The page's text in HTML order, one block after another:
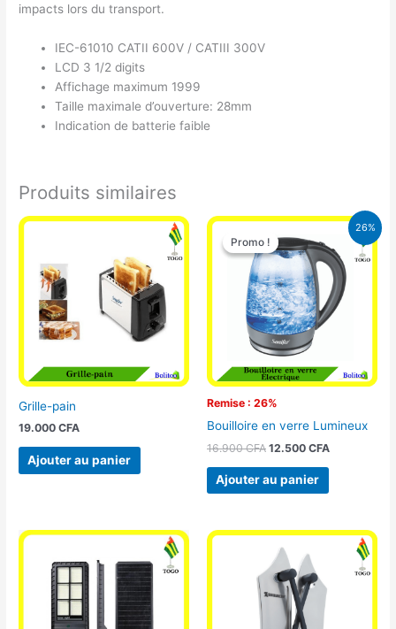
impacts lors du transport.
IEC-61010 CATII 600V / CATIII 300V
LCD 3 1/2 digits
Affichage maximum 1999
Taille maximale d’ouverture: 28mm
Indication de batterie faible
Produits similaires
Grille-pain
19.000CFA
Ajouter au panier
26%
Promo !
Remise : 26%
Promo !
Bouilloire en verre Lumineux
16.900CFA
Le
prix
initial
16.900 CFA.
12.500 CFA
Le
prix
actuel
est :
12.500 CFA.
Ajouter au panier